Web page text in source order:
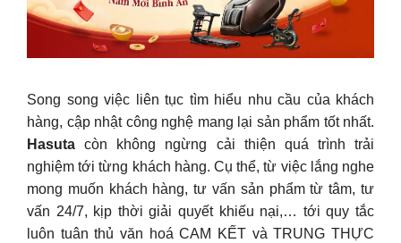
Song song việc liên tục tìm hiểu nhu cầu của khách
hàng, cập nhật công nghệ mang lại sản phẩm tốt nhất.
Hasuta còn không ngừng cải thiện quá trình trải
nghiệm tới từng khách hàng. Cụ thể, từ việc lắng nghe
mong muốn khách hàng, tư vấn sản phẩm từ tâm, tư
vấn 24/7, kịp thời giải quyết khiếu nại,… tới quy tắc
luôn tuân thủ văn hoá CAM KẾT và TRUNG THỰC